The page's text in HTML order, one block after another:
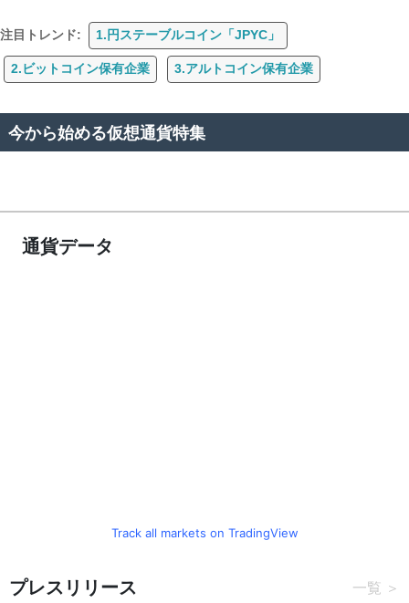
注目トレンド: 1.円ステーブルコイン「JPYC」
2.ビットコイン保有企業 3.アルトコイン保有企業
今から始める仮想通貨特集
通貨データ
Track all markets on TradingView
プレスリリース 一覧